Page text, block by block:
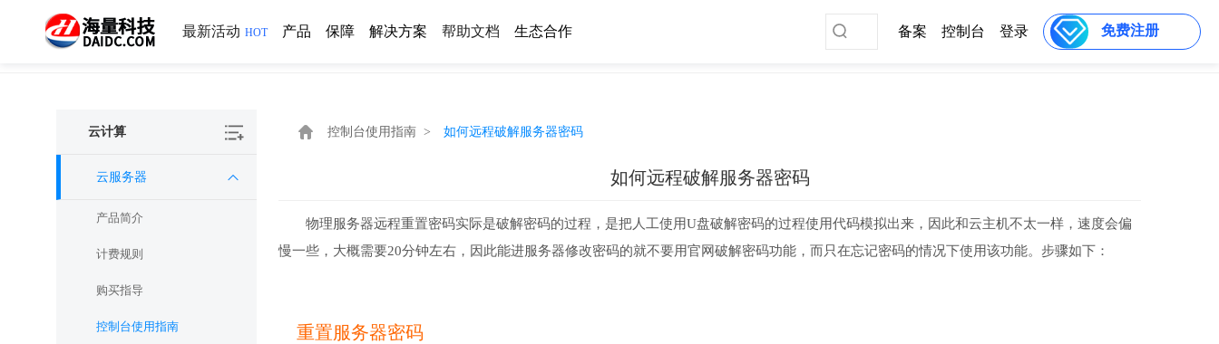
最新活动 HOT 产品 保障 解决方案 帮助文档 生态合作 备案 控制台 登录 免费注册
云计算
云服务器
产品简介
计费规则
购买指导
控制台使用指南
控制台使用指南 > 如何远程破解服务器密码
如何远程破解服务器密码
物理服务器远程重置密码实际是破解密码的过程，是把人工使用U盘破解密码的过程使用代码模拟出来，因此和云主机不太一样，速度会偏
慢一些，大概需要20分钟左右，因此能进服务器修改密码的就不要用官网破解密码功能，而只在忘记密码的情况下使用该功能。步骤如下：
重置服务器密码